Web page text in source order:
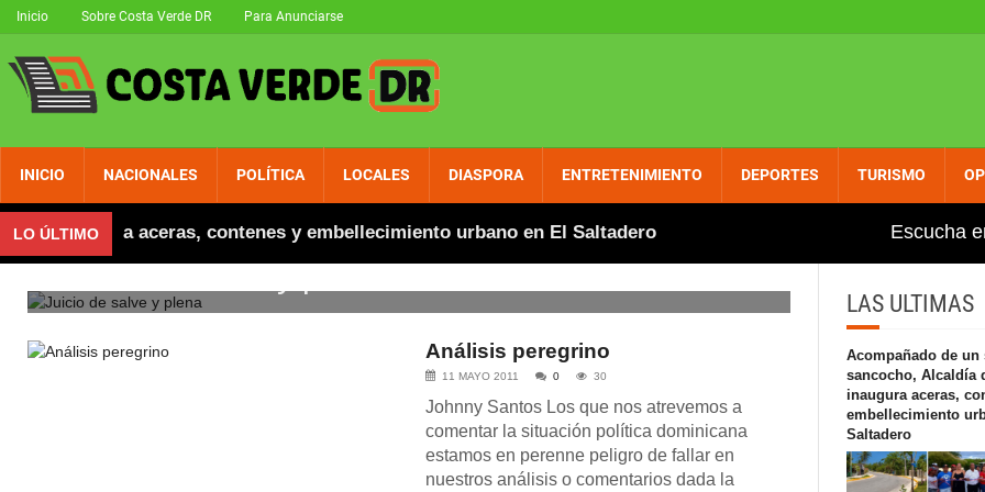
Inicio Sobre Costa Verde DR Para Anunciarse
INICIO NACIONALES POLÍTICA LOCALES DIASPORA ENTRETENIMIENTO DEPORTES TURISMO
LO ÚLTIMOaceras, contenes y embellecimiento urbano en El Saltadero Gobierno aumenta entre dos y
Escucha
Juicio de salve y plena
Análisis peregrino
11 MAYO 2011 0 30
Johnny Santos Los que nos atrevemos a
comentar la situación política dominicana
estamos en perenne peligro de fallar en
nuestros análisis o comentarios dada la
LAS ULTIMAS
Acompañado de un
sancocho, Alcaldía
inaugura aceras,
embellecimiento
Saltadero